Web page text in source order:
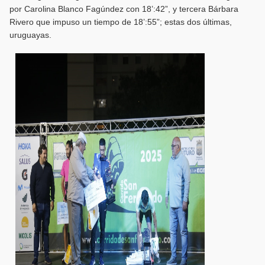
por Carolina Blanco Fagúndez con 18’:42”, y tercera Bárbara
Rivero que impuso un tiempo de 18’:55”; estas dos últimas,
uruguayas.